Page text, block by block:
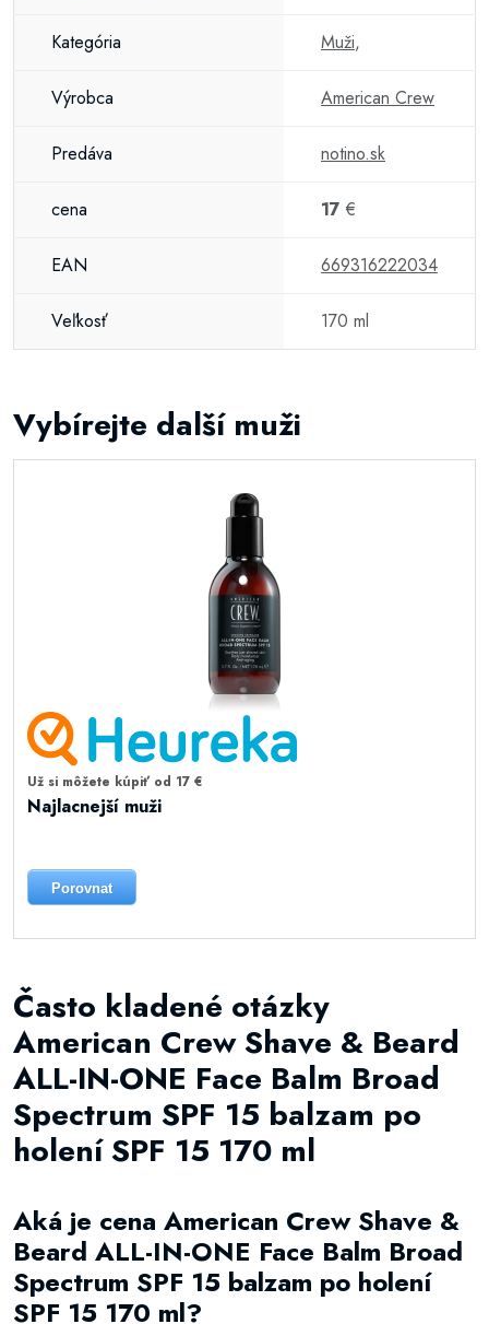
Kategória Muži,
Výrobca American Crew
Predáva notino.sk
cena 17 €
EAN 669316222034
Veľkosť 170 ml
Vybírejte další muži
Už si môžete kúpiť od 17 €
Najlacnejší muži
Porovnat
Často kladené otázky
American Crew Shave & Beard
ALL-IN-ONE Face Balm Broad
Spectrum SPF 15 balzam po
holení SPF 15 170 ml
Aká je cena American Crew Shave &
Beard ALL-IN-ONE Face Balm Broad
Spectrum SPF 15 balzam po holení
SPF 15 170 ml?